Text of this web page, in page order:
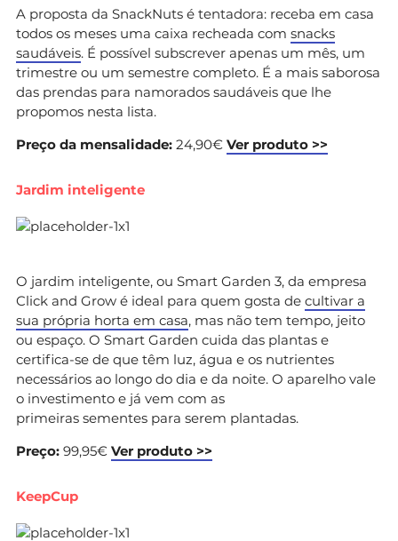
A proposta da SnackNuts é tentadora: receba em casa
todos os meses uma caixa recheada com snacks
saudáveis. É possível subscrever apenas um mês, um
trimestre ou um semestre completo. É a mais saborosa
das prendas para namorados saudáveis que lhe
propomos nesta lista.
Preço da mensalidade: 24,90€ Ver produto >>
Jardim inteligente
O jardim inteligente, ou Smart Garden 3, da empresa
Click and Grow é ideal para quem gosta de cultivar a
sua própria horta em casa, mas não tem tempo, jeito
ou espaço. O Smart Garden cuida das plantas e
certifica-se de que têm luz, água e os nutrientes
necessários ao longo do dia e da noite. O aparelho vale
o investimento e já vem com as
primeiras sementes para serem plantadas.
Preço: 99,95€ Ver produto >>
KeepCup